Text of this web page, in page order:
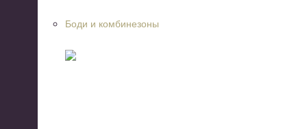
Боди и комбинезоны